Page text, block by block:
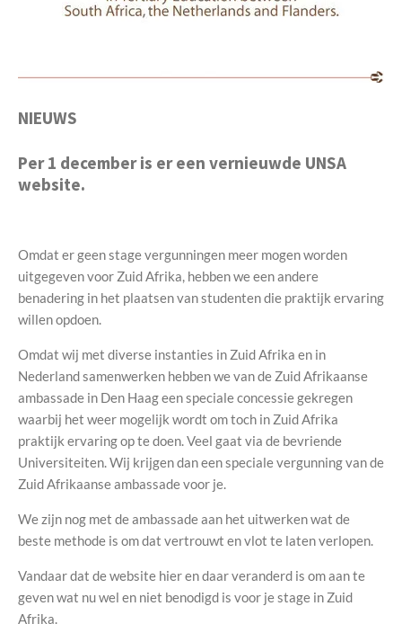
NIEUWS
Per 1 december is er een vernieuwde UNSA
website.
Omdat er geen stage vergunningen meer mogen worden
uitgegeven voor Zuid Afrika, hebben we een andere
benadering in het plaatsen van studenten die praktijk ervaring
willen opdoen.
Omdat wij met diverse instanties in Zuid Afrika en in
Nederland samenwerken hebben we van de Zuid Afrikaanse
ambassade in Den Haag een speciale concessie gekregen
waarbij het weer mogelijk wordt om toch in Zuid Afrika
praktijk ervaring op te doen. Veel gaat via de bevriende
Universiteiten. Wij krijgen dan een speciale vergunning van de
Zuid Afrikaanse ambassade voor je.
We zijn nog met de ambassade aan het uitwerken wat de
beste methode is om dat vertrouwt en vlot te laten verlopen.
Vandaar dat de website hier en daar veranderd is om aan te
geven wat nu wel en niet benodigd is voor je stage in Zuid
Afrika.